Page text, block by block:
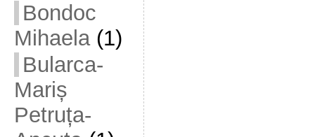
Bondoc
Mihaela(1)
Bularca-
Mariș
Petruța-